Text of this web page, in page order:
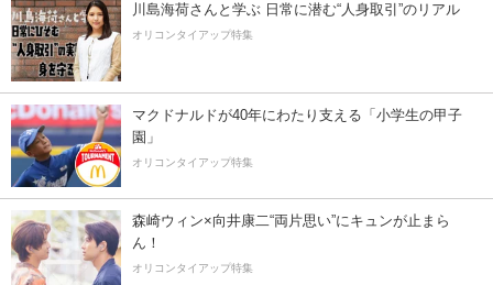
川島海荷さんと学ぶ 日常に潜む“人身取引”のリアル
オリコンタイアップ特集
マクドナルドが40年にわたり支える「小学生の甲子
園」
オリコンタイアップ特集
森崎ウィン×向井康二“両片思い”にキュンが止まら
ん！
オリコンタイアップ特集